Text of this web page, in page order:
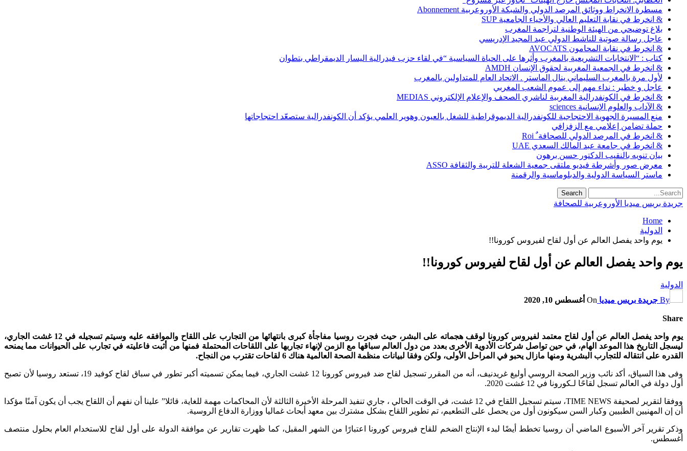
مسطرة الانخراط ووثائق المرصد الدولي والشبكة الأوروعربية Abonnement
& انخرط في نقابة التعليم العالي والأحياء الجامعية SUP
بلاغ توضيحي من الهيئة الوطنية لتراجمة المغرب
عاجل رسالة صوتية للناشط الدولي عبد المجيد الإدريسي
& انخرط في نقابة المحامون AVOCATS
كتاب : “الانتخابات التشريعية بالمغرب وأثرها على الحياة السياسية “في لقاء حزب فيدرالية اليسار الديمقراطي بتطوان
& انخرط في الجمعية المغربية لحقوق الإنسان AMDH
لأول مرة بالمغرب السليماني ينال الماستر . الاتحاد العام للمتداولين بالمغرب
عاجل و خطير : نداء مهم إلى عموم الشعب المغربي
& انخرط في الكونفدرالية المغربية لناشري الصحف والإعلام الإلكتروني MEDIAS
& الآداب والعلوم الإنسانية sciences
منع المسيرة الجهوية الاحتجاجية للكونفدرالية الديموقراطية للشغل بالعيون وهوير العلمي يؤكد أن الكونفدرالية ستصعّد احتجاجاتها
حملة تضامن إعلامي مع الزفزافي
& انخرط في المرصد الدولي للصحافة ٌ Roi
& انخرط في جامعة عبد المالك السعدي UAE
بيان تنويه بالنقيب الدكتور حسن برهون
معرض صور وأشرطة فيديو ملتقى جمعية الشعلة للتربية والثقافة ASSO
ماستر السياسة الدولية والدبلوماسية والرقمنة
جريدة بريس ميديا الأوروعربية للصحافة
Home
الدولية
يوم واحد يفصل العالم عن أول لقاح لفيروس كورونا!!
يوم واحد يفصل العالم عن أول لقاح لفيروس كورونا!!
الدولية
By جريدة بريس ميديا On أغسطس 10, 2020
Share
يوم واحد يفصل العالم عن أول لقاح معتمد لفيروس كورونا لوقف هجماته على البشر، حيث فجرت روسيا مفاجأة كبرى بانتهائها من التجارب على اللقاح والموافقه عليه وسيتم تسجيله في 12 غشت الجاري،
ليسجل التاريخ هذا الموعد الهام، في حين تواصل شركات الأدوية الأخرى بعدد من دول العالم سباقها مع الزمن لإنهاء تجاربها على اللقاحات المحتملة فمنها من أثبت فاعليته في تجارب على الحيوانات مما يمنحه
القدره على انتقاله للتجارب البشرية ومنها مازال يحبو في المراحل الأولى، ولكن وفقا لبيانات منظمة الصحة العالمية هناك 6 لقاحات تقترب من النجاح.
وفى هذا السياق، أكد نائب وزير الصحة الروسي أوليغ غريدنيف، أنه من المقرر تسجيل لقاح ضد فيروس كورونا 12 غشت الجاري، فيما يمكن تسميته أكبر تطور في سباق لقاح كوفيد 19، تستعد روسيا لأن تصبح
أول دولة في العالم تسجل لقاحًا لـكورونا في 12 غشت 2020.
ووفقا لتقرير لصحيفة TIME NEWS، سيتم تسجيل اللقاح في 12 غشت، في الوقت الحالي ، جاري تنفيذ المرحلة الأخيرة الثالثة لأن المحاكمات مهمة للغاية، قائلا” علينا أن نفهم أن اللقاح يجب أن يكون آمنًا مؤكدا
أن إن المهنيين الطبيين وكبار السن سيكونون أول من يحصل على التطعيم، تم تطوير اللقاح بشكل مشترك بين معهد أبحاث غماليا ووزارة الدفاع الروسية.
وذكر تقرير آخر الأسبوع الماضي أن روسيا تخطط أيضًا لبدء الإنتاج الضخم للقاح فيروس كورونا اعتبارًا من الشهر المقبل، كما ظهرت تقارير عن موافقة الدولة على أول لقاح للاستخدام العام بحلول منتصف
أغسطس.